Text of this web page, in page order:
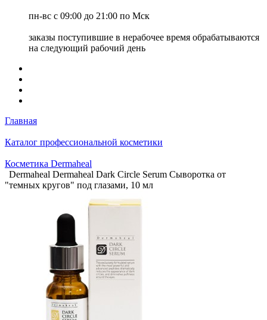
пн-вс с 09:00 до 21:00 по Мск
заказы поступившие в нерабочее время обрабатываются
на следующий рабочий день
Главная
Каталог профессиональной косметики
Косметика Dermaheal
Dermaheal Dermaheal Dark Circle Serum Сыворотка от
"темных кругов" под глазами, 10 мл